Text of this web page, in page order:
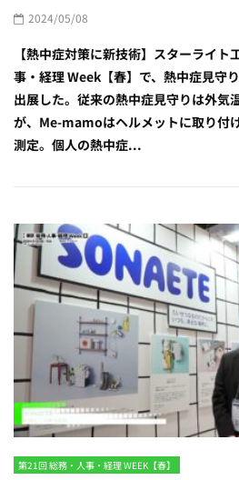
2024/05/08
【熱中症対策に新技術】スターライ
事・経理 Week【春】で、熱中症見守
出展した。従来の熱中症見守りは外気
が、Me-mamoはヘルメットに取り付
測定。個人の熱中症...
第21回 総務・人事・経理 WEEK【春】